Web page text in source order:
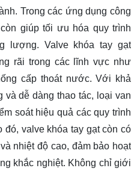
Trong các ứng dụng công
giúp tối ưu hóa quy trình
lượng. Valve khóa tay gạt
rãi trong các lĩnh vực như
cấp thoát nước. Với khả
và dễ dàng thao tác, loại van
soát hiệu quả các quy trình
đó, valve khóa tay gạt còn có
nhiệt độ cao, đảm bảo hoạt
khắc nghiệt. Không chỉ giới